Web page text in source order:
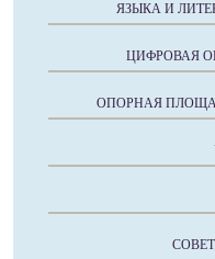
ЯЗЫКА И
ЦИФРОВАЯ
ОПОРНАЯ